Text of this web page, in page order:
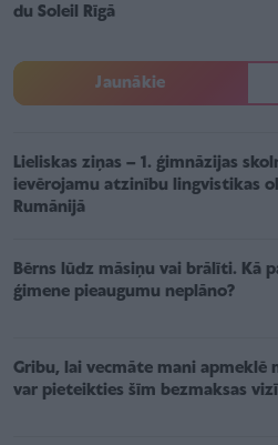
du Soleil Rīgā
Jaunākie
Lieliskas ziņas – 1. ģimnāzijas
ievērojamu atzinību lingvistikas
Rumānijā
Bērns lūdz māsiņu vai brālīti. Kā
ģimene pieaugumu neplāno?
Gribu, lai vecmāte mani apmeklē
var pieteikties šīm bezmaksas